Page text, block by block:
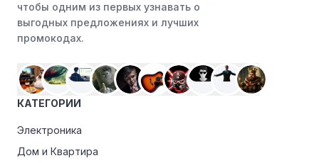
подписчиками эксклюзивными кодами скидок или
акциями.
программам лояльности, предлагаемым интернет-
магазинами, чтобы пользоваться такими
преимуществами, как скидки только для участников,
акциям.
Особые скидки:
чтобы одним из первых узнавать о
выгодных предложениях и лучших
промокодах.
КАТЕГОРИИ
Электроника
Дом и Квартира